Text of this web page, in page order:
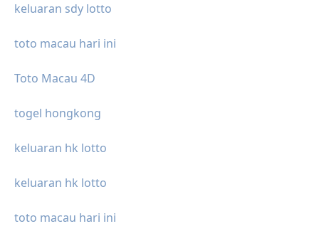
keluaran sdy lotto
toto macau hari ini
Toto Macau 4D
togel hongkong
keluaran hk lotto
keluaran hk lotto
toto macau hari ini